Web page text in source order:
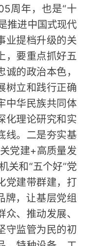
周年，也是“十
推进中国式现代
业提档升级的关
，要重点抓好五
的政治本色，
树立和践行正确
中华民族共同体
化理论研究和实
线。二是夯实基
党建+高质量发
关和“五个好”党
党建带群建，打
牌，让基层党组
、推动发展、
守监管为民的初